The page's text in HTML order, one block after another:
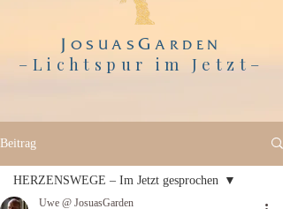
J OSUAS GARDEN
–Lichtspur im Jetzt –
Beitrag
HERZENSWEGE – Im Jetzt gesprochen
Uwe @ JosuasGarden